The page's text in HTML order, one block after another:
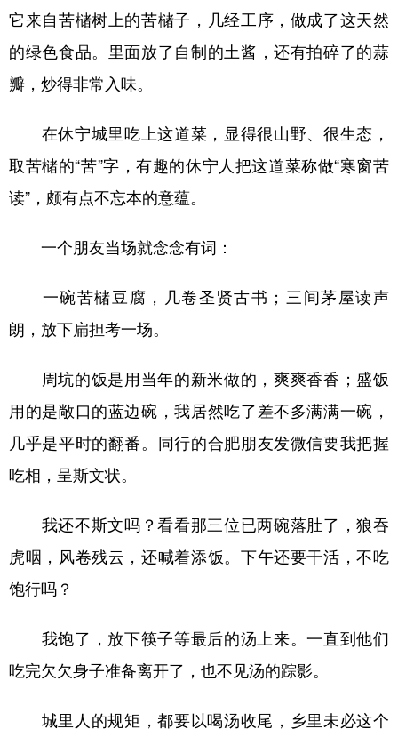
它来自苦槠树上的苦槠子，几经工序，做成了这天然
的绿色食品。里面放了自制的土酱，还有拍碎了的蒜
瓣，炒得非常入味。
在休宁城里吃上这道菜，显得很山野、很生态，
取苦槠的“苦”字，有趣的休宁人把这道菜称做“寒窗苦
读”，颇有点不忘本的意蕴。
一个朋友当场就念念有词：
一碗苦槠豆腐，几卷圣贤古书；三间茅屋读声
朗，放下扁担考一场。
周坑的饭是用当年的新米做的，爽爽香香；盛饭
用的是敞口的蓝边碗，我居然吃了差不多满满一碗，
几乎是平时的翻番。同行的合肥朋友发微信要我把握
吃相，呈斯文状。
我还不斯文吗？看看那三位已两碗落肚了，狼吞
虎咽，风卷残云，还喊着添饭。下午还要干活，不吃
饱行吗？
我饱了，放下筷子等最后的汤上来。一直到他们
吃完欠欠身子准备离开了，也不见汤的踪影。
城里人的规矩，都要以喝汤收尾，乡里未必这个